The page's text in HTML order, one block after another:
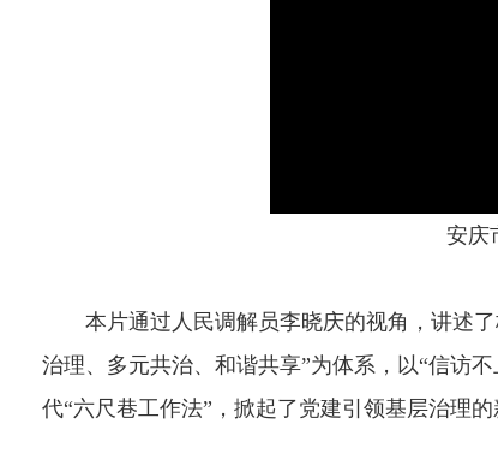
安庆市
本片通过人民调解员李晓庆的视角，讲述了
治理、多元共治、和谐共享”为体系，以“信访
代“六尺巷工作法”，掀起了党建引领基层治理